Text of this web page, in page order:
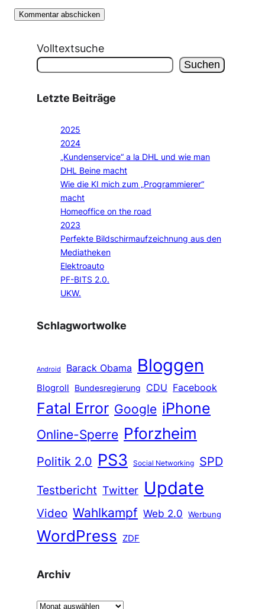
Volltextsuche
Suchen
Letzte Beiträge
2025
2024
„Kundenservice“ a la DHL und wie man
DHL Beine macht
Wie die KI mich zum „Programmierer“
macht
Homeoffice on the road
2023
Perfekte Bildschirmaufzeichnung aus den
Mediatheken
Elektroauto
PF-BITS 2.0.
UKW.
Schlagwortwolke
Android Barack Obama Bloggen
Blogroll Bundesregierung CDU Facebook
Fatal Error Google iPhone
Online-Sperre Pforzheim
Politik 2.0 PS3 Social Networking
SPD
Testbericht Twitter Update
Video Wahlkampf Web 2.0 Werbung
WordPress ZDF
Archiv
A